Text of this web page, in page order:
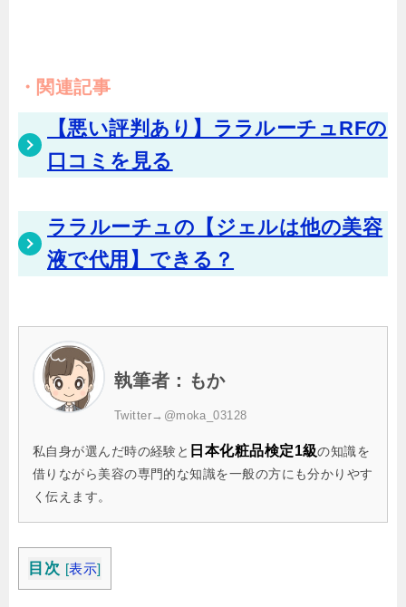
関連記事
【悪い評判あり】ララルーチュRFの
口コミを見る
ララルーチュの【ジェルは他の美容
液で代用】できる？
執筆者：もか
Twitter→ @moka_03128
私自身が選んだ時の経験と 日本化粧品検定1級の知識を
借りながら美容の専門的な知識を一般の方にも分かりやす
く伝えます。
目次 [表示]